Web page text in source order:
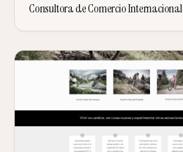
Consultora de Comercio Internacional